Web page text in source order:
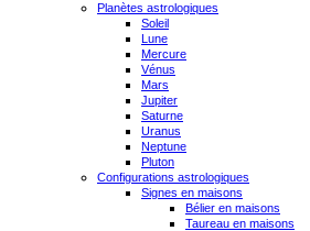
Planètes astrologiques
Soleil
Lune
Mercure
Vénus
Mars
Jupiter
Saturne
Uranus
Neptune
Pluton
Configurations astrologiques
Signes en maisons
Bélier en maisons
Taureau en maisons